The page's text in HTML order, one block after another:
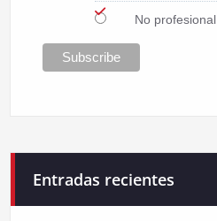
No profesional
Entradas recientes